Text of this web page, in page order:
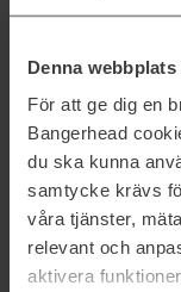
Denna
För att ge dig en
Bangerhead
du ska kunna
samtycke krävs
våra tjänster,
relevant och
aktivera
Kategorier:
Startsida
Parfym
Herrparfym
Le Male In Blue